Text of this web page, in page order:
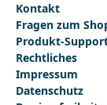
Kontakt
Fragen zum
Produkt-
Rechtliches
Impressum
Datenschutz